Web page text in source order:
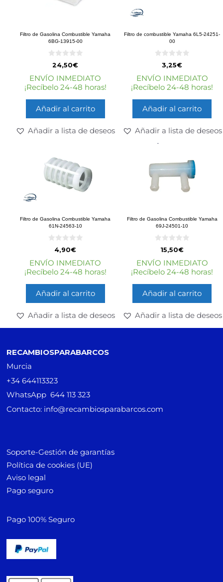
Filtro de Gasolina Combustible Yamaha
6BG-13915-00
e
5
24,50€
ENVÍO INMEDIATO
¡Recíbelo 24-48 horas!
Añadir al carrito
Añadir a lista de deseos
Filtro de combustible Yamaha 6L5-24251-
00
e
5
3,25€
ENVÍO INMEDIATO
¡Recíbelo 24-48 horas!
Añadir al carrito
Añadir a lista de deseos
Filtro de Gasolina Combustible Yamaha
61N-24563-10
e
5
4,90€
ENVÍO INMEDIATO
¡Recíbelo 24-48 horas!
Añadir al carrito
Añadir a lista de deseos
Filtro de Gasolina Combustible Yamaha
69J-24501-10
e
5
15,50€
ENVÍO INMEDIATO
¡Recíbelo 24-48 horas!
Añadir al carrito
Añadir a lista de deseos
RECAMBIOSPARABARCOS
Murcia
+34 644113323
WhatsApp 644 113 323
Contacto: info@recambiosparabarcos.com
Soporte-Gestión de garantías
Política de cookies (UE)
Aviso legal
Pago seguro
Pago 100% Seguro